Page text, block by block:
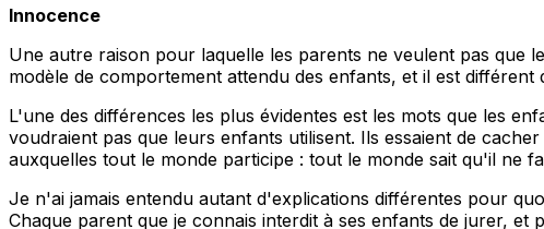
Innocence
Une autre raison pour laquelle les parents ne veulent pas que
modèle de comportement attendu des enfants, et il est différent
L'une des différences les plus évidentes est les mots que les
voudraient pas que leurs enfants utilisent. Ils essaient de
auxquelles tout le monde participe : tout le monde sait qu'il ne
Je n'ai jamais entendu autant d'explications différentes pour
Chaque parent que je connais interdit à ses enfants de jurer,